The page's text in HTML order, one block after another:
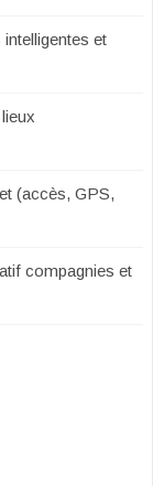
et
(accès, GPS,
compagnies et